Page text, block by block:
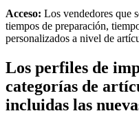
Turnos
Nómina
Comunicación
Descubrir
Acceso: Los vendedores que
tiempos de preparación,
personalizados a nivel de
Los perfiles de
categorías de
incluidas las